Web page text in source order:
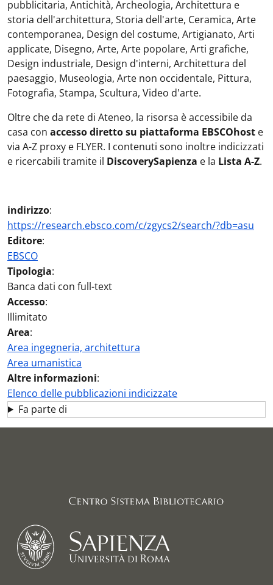
pubblicitaria, Antichità, Archeologia, Architettura e
storia dell'architettura, Storia dell'arte, Ceramica, Arte
contemporanea, Design del costume, Artigianato, Arti
applicate, Disegno, Arte, Arte popolare, Arti grafiche,
Design industriale, Design d'interni, Architettura del
paesaggio, Museologia, Arte non occidentale, Pittura,
Fotografia, Stampa, Scultura, Video d'arte.
Oltre che da rete di Ateneo, la risorsa è accessibile da
casa con accesso diretto su piattaforma EBSCOhost e
via A-Z proxy e FLYER. I contenuti sono inoltre indicizzati
e ricercabili tramite il DiscoverySapienza e la Lista A-Z.
indirizzo:
https://research.ebsco.com/c/zgycs2/search/?db=asu
Editore:
EBSCO
Tipologia:
Banca dati con full-text
Accesso:
Illimitato
Area:
Area ingegneria, architettura
Area umanistica
Altre informazioni:
Elenco delle pubblicazioni indicizzate
Fa parte di